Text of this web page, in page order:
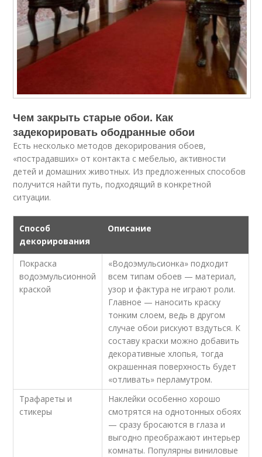
Чем закрыть старые обои. Как
задекорировать ободранные обои
Есть несколько методов декорирования обоев,
«пострадавших» от контакта с мебелью, активности
детей и домашних животных. Из предложенных способов
получится найти путь, подходящий в конкретной
ситуации.
Способ
декорирования
Описание
Покраска
водоэмульсионной
краской
«Водоэмульсионка» подходит
всем типам обоев — материал,
узор и фактура не играют роли.
Главное — наносить краску
тонким слоем, ведь в другом
случае обои рискуют вздуться. К
составу краски можно добавить
декоративные хлопья, тогда
окрашенная поверхность будет
«отливать» перламутром.
Трафареты и
стикеры
Наклейки особенно хорошо
смотрятся на однотонных обоях
— сразу бросаются в глаза и
выгодно преображают интерьер
комнаты. Популярны виниловые